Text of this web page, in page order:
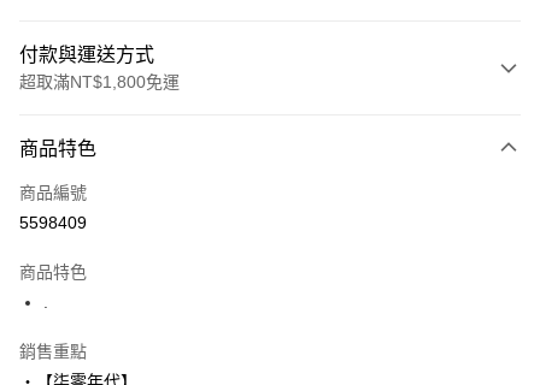
付款與運送方式
超取滿NT$1,800免運
信用卡一次付款
超商取貨付款
街口支付
商品特色
商品編號
5598409
商品特色
銷售重點